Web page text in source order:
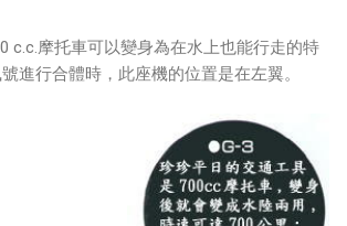
c.c.摩托車可以變身為在水上也能行走的特
進行合體時，此座機的位置是在左翼。